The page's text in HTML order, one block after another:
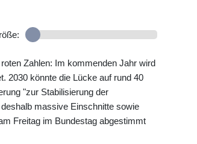
Zahlen: Im kommenden Jahr wird
2030 könnte die Lücke auf rund 40
"zur Stabilisierung der
massive Einschnitte sowie
Freitag im Bundestag abgestimmt